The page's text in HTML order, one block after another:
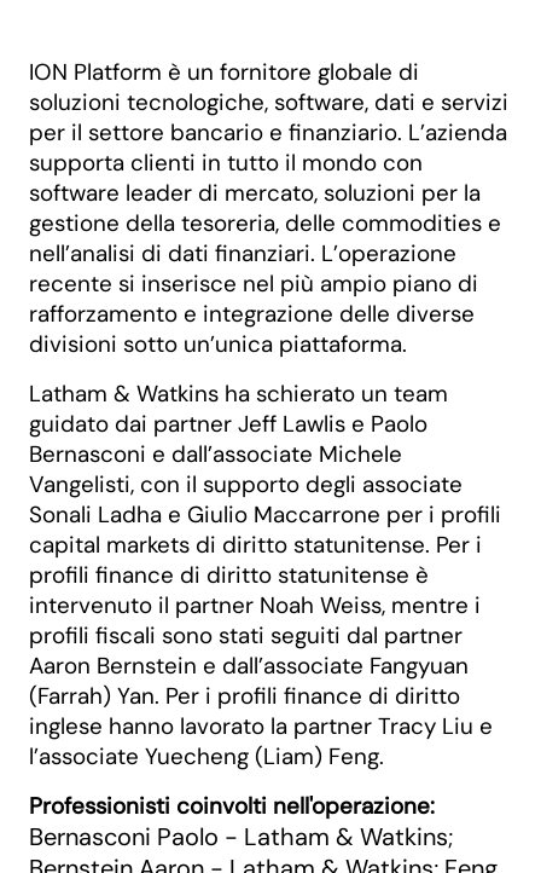
ION Platform è un fornitore globale di
soluzioni tecnologiche, software, dati e servizi
per il settore bancario e finanziario. L’azienda
supporta clienti in tutto il mondo con
software leader di mercato, soluzioni per la
gestione della tesoreria, delle commodities e
nell’analisi di dati finanziari. L’operazione
recente si inserisce nel più ampio piano di
rafforzamento e integrazione delle diverse
divisioni sotto un’unica piattaforma.
Latham & Watkins ha schierato un team
guidato dai partner Jeff Lawlis e Paolo
Bernasconi e dall’associate Michele
Vangelisti, con il supporto degli associate
Sonali Ladha e Giulio Maccarrone per i profili
capital markets di diritto statunitense. Per i
profili finance di diritto statunitense è
intervenuto il partner Noah Weiss, mentre i
profili fiscali sono stati seguiti dal partner
Aaron Bernstein e dall’associate Fangyuan
(Farrah) Yan. Per i profili finance di diritto
inglese hanno lavorato la partner Tracy Liu e
l’associate Yuecheng (Liam) Feng.
Professionisti coinvolti nell'operazione:
Bernasconi Paolo - Latham & Watkins;